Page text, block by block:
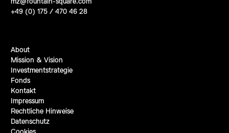
+49 (0) 175 / 470 46 28
About
Mission & Vision
Investmentstrategie
Fonds
Kontakt
Impressum
Rechtliche Hinweise
Datenschutz